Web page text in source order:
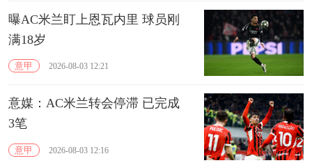
曝AC米兰盯上恩瓦内里 球员刚
满18岁
意甲 2026-08-03 12:21
意媒：AC米兰转会停滞 已完成
3笔
意甲 2026-08-03 12:16